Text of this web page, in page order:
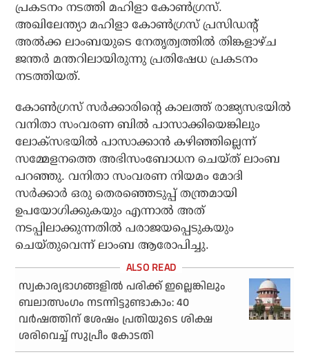
പ്രകടനം നടത്തി മഹിളാ കോൺഗ്രസ്.
അഖിലേന്ത്യാ മഹിളാ കോൺഗ്രസ് പ്രസിഡന്റ്
അൽക്ക ലാംബയുടെ നേതൃത്വത്തിൽ തിങ്കളാഴ്ച
ജന്തർ മന്തറിലായിരുന്നു പ്രതിഷേധ പ്രകടനം
നടത്തിയത്.
കോൺഗ്രസ് സർക്കാരിന്റെ കാലത്ത് രാജ്യസഭയിൽ
വനിതാ സംവരണ ബിൽ പാസാക്കിയെങ്കിലും
ലോക്‌സഭയിൽ പാസാക്കാൻ കഴിഞ്ഞില്ലെന്ന്
സമ്മേളനത്തെ അഭിസംബോധന ചെയ്ത് ലാംബ
പറഞ്ഞു. വനിതാ സംവരണ നിയമം മോദി
സർക്കാർ ഒരു തെരഞ്ഞെടുപ്പ് തന്ത്രമായി
ഉപയോഗിക്കുകയും എന്നാൽ അത്
നടപ്പിലാക്കുന്നതിൽ പരാജയപ്പെടുകയും
ചെയ്തുവെന്ന് ലാംബ ആരോപിച്ചു.
സ്വകാര്യഭാഗങ്ങളിൽ പരിക്ക് ഇല്ലെങ്കിലും
ബലാത്സംഗം നടന്നിട്ടുണ്ടാകാം: 40
വർഷത്തിന് ശേഷം പ്രതിയുടെ ശിക്ഷ
ശരിവെച്ച് സുപ്രീം കോടതി